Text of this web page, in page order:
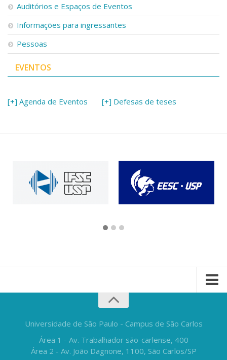
Auditórios e Espaços de Eventos
Informações para ingressantes
Pessoas
EVENTOS
[+] Agenda de Eventos [+] Defesas de teses
Universidade de São Paulo - Campus de São Carlos
Área 1 - Av. Trabalhador são-carlense, 400
Área 2 - Av. João Dagnone, 1100, São Carlos/SP